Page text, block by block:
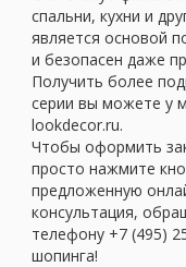
спальни, кухни и
является основой
и безопасен даже
Получить более
серии вы можете у
lookdecor.ru.
Чтобы оформить
просто нажмите
предложенную
консультация,
телефону +7 (495)
шопинга!